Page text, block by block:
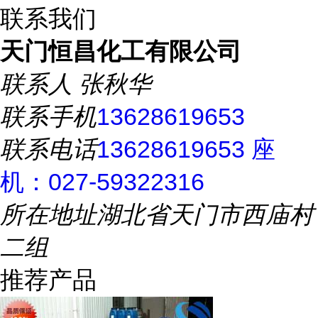
联系我们
天门恒昌化工有限公司
联系人 张秋华
联系手机13628619653
联系电话13628619653 座
机：027-59322316
所在地址湖北省天门市西庙村
二组
推荐产品